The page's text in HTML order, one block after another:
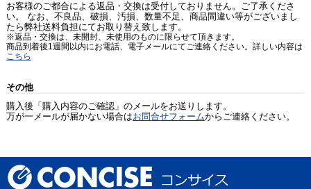
お客様のご都合による返品・交換は受付しておりません。ご了承くださ
い。 なお、不良品、破損、汚損、数量不足、商品間違い等がございまし
たら弊社送料負担にてお取り替え致します。
※返品・交換は、未開封、未使用のものに限らせて頂きます。
商品到着後1週間以内にお電話、電子メールにてご連絡ください。詳しい内容は
こちら
その他
購入後「購入内容のご確認」のメールをお送りします。
万が一メールが届かない場合はお問合せフォームからご連絡ください。